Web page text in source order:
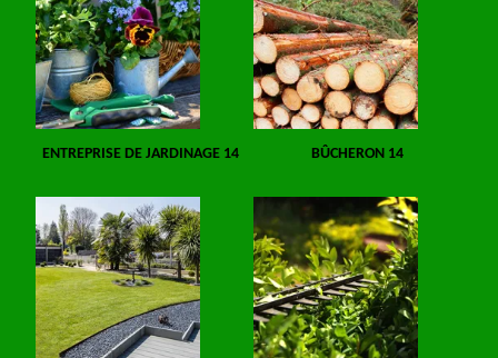
ENTREPRISE DE JARDINAGE 14 BÛCHERON 14